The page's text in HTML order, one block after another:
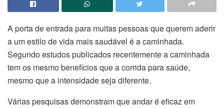
A porta de entrada para muitas pessoas que querem aderir
a um estilo de vida mais saudável é a caminhada.
Segundo estudos publicados recentemente a caminhada
tem os mesmo benefícios que a corrida para saúde,
mesmo que a intensidade seja diferente.
Várias pesquisas demonstram que andar é eficaz em